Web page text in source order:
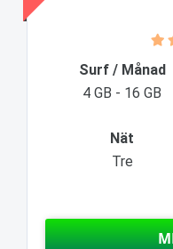
Surf / Månad
4 GB - 16 GB
Nät
Tre